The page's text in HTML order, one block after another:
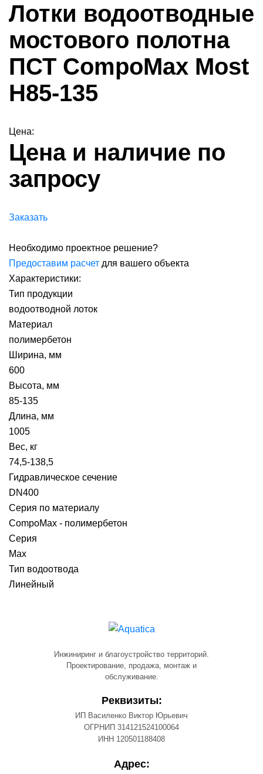
Лотки водоотводные
мостового полотна
ПСТ CompoMax Most
H85-135
Цена:
Цена и наличие по
запросу
Заказать
Необходимо проектное решение?
Предоставим расчет для вашего объекта
Характеристики:
Тип продукции
водоотводной лоток
Материал
полимербетон
Ширина, мм
600
Высота, мм
85-135
Длина, мм
1005
Вес, кг
74,5-138,5
Гидравлическое сечение
DN400
Серия по материалу
CompoMax - полимербетон
Серия
Max
Тип водоотвода
Линейный
Инжиниринг и благоустройство территорий.
Проектирование, продажа, монтаж и
обслуживание.
Реквизиты:
ИП Василенко Виктор Юрьевич
ОГРНИП 314121524100064
ИНН 120501188408
Адрес: